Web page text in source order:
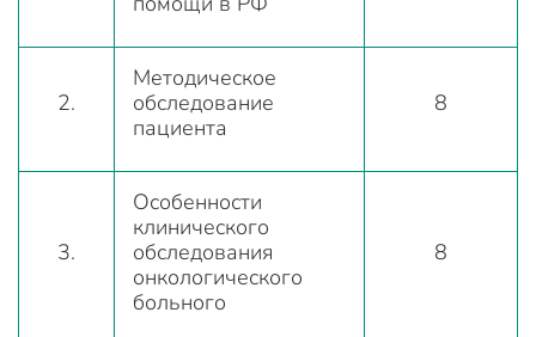
2.
Методическое
обследование
пациента
8
3.
Особенности
клинического
обследования
онкологического
больного
8